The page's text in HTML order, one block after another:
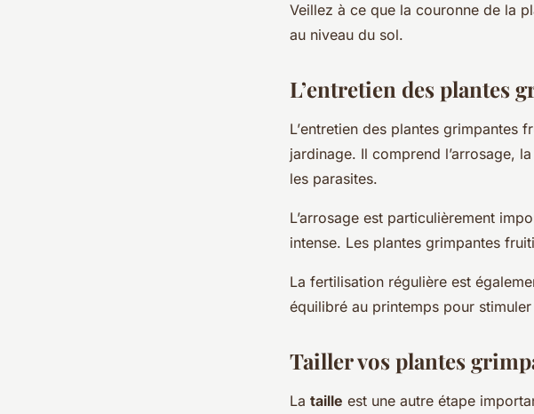
Veillez à ce que la couronne de la
au niveau du sol.
L’entretien des plantes
L’entretien des plantes grimpantes
jardinage. Il comprend l’arrosage,
les parasites.
L’arrosage est particulièrement
intense. Les plantes grimpantes
La fertilisation régulière est
équilibré au printemps pour
Tailler vos plantes
La taille est une autre étape